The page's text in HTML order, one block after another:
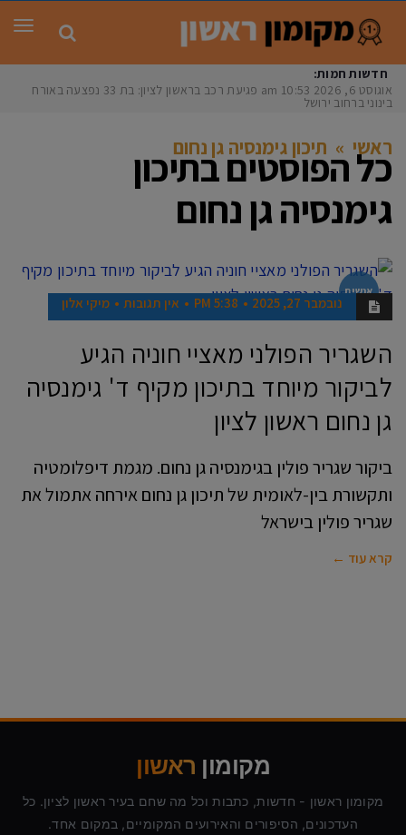
חדשות חמות:
אוגוסט 6, 2026
10:53 am פגיעת רכב בראשון לציון: בת 33 נפצעה באורח
בינוני ברחוב ירושלים
ראשי » תיכון גימנסיה גן נחום
כל הפוסטים בתיכון
גימנסיה גן נחום
אנשים
נובמבר 27, 2025 5:38 PM אין תגובות מיקי אלון
השגריר הפולני מאציי חוניה הגיע
לביקור מיוחד בתיכון מקיף ד' גימנסיה
גן נחום ראשון לציון
ביקור שגריר פולין בגימנסיה גן נחום. מגמת דיפלומטיה
ותקשורת בין-לאומית של תיכון גן נחום אירחה אתמול את
שגריר פולין בישראל
קרא עוד ←
מקומון ראשון
מקומון ראשון - חדשות, כתבות וכל מה שחם בעיר ראשון לציון. כל
העדכונים, הסיפורים והאירועים המקומיים, במקום אחד.